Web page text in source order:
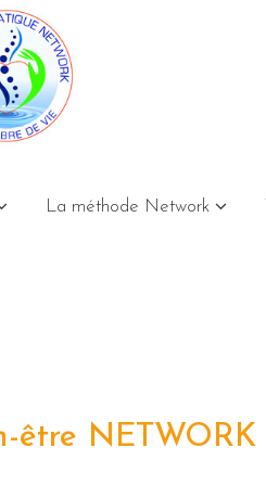
La méthode Network
être NETWORK